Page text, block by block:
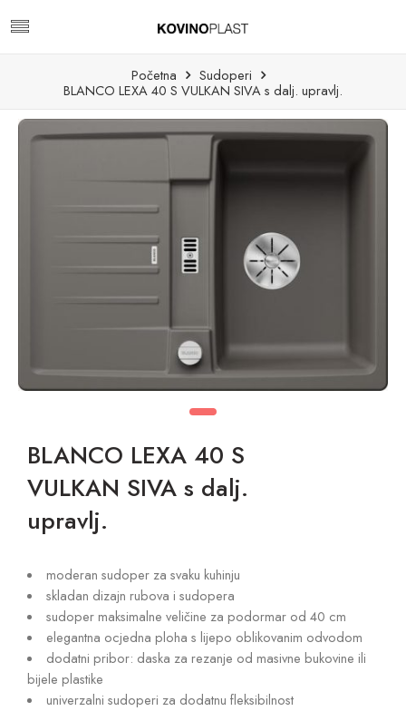
Početna
Sudoperi
BLANCO LEXA 40 S VULKAN SIVA s dalj. upravlj.
BLANCO LEXA 40 S
VULKAN SIVA s dalj.
upravlj.
moderan sudoper za svaku kuhinju
skladan dizajn rubova i sudopera
sudoper maksimalne veličine za podormar od 40 cm
elegantna ocjedna ploha s lijepo oblikovanim odvodom
dodatni pribor: daska za rezanje od masivne bukovine ili
bijele plastike
univerzalni sudoperi za dodatnu fleksibilnost